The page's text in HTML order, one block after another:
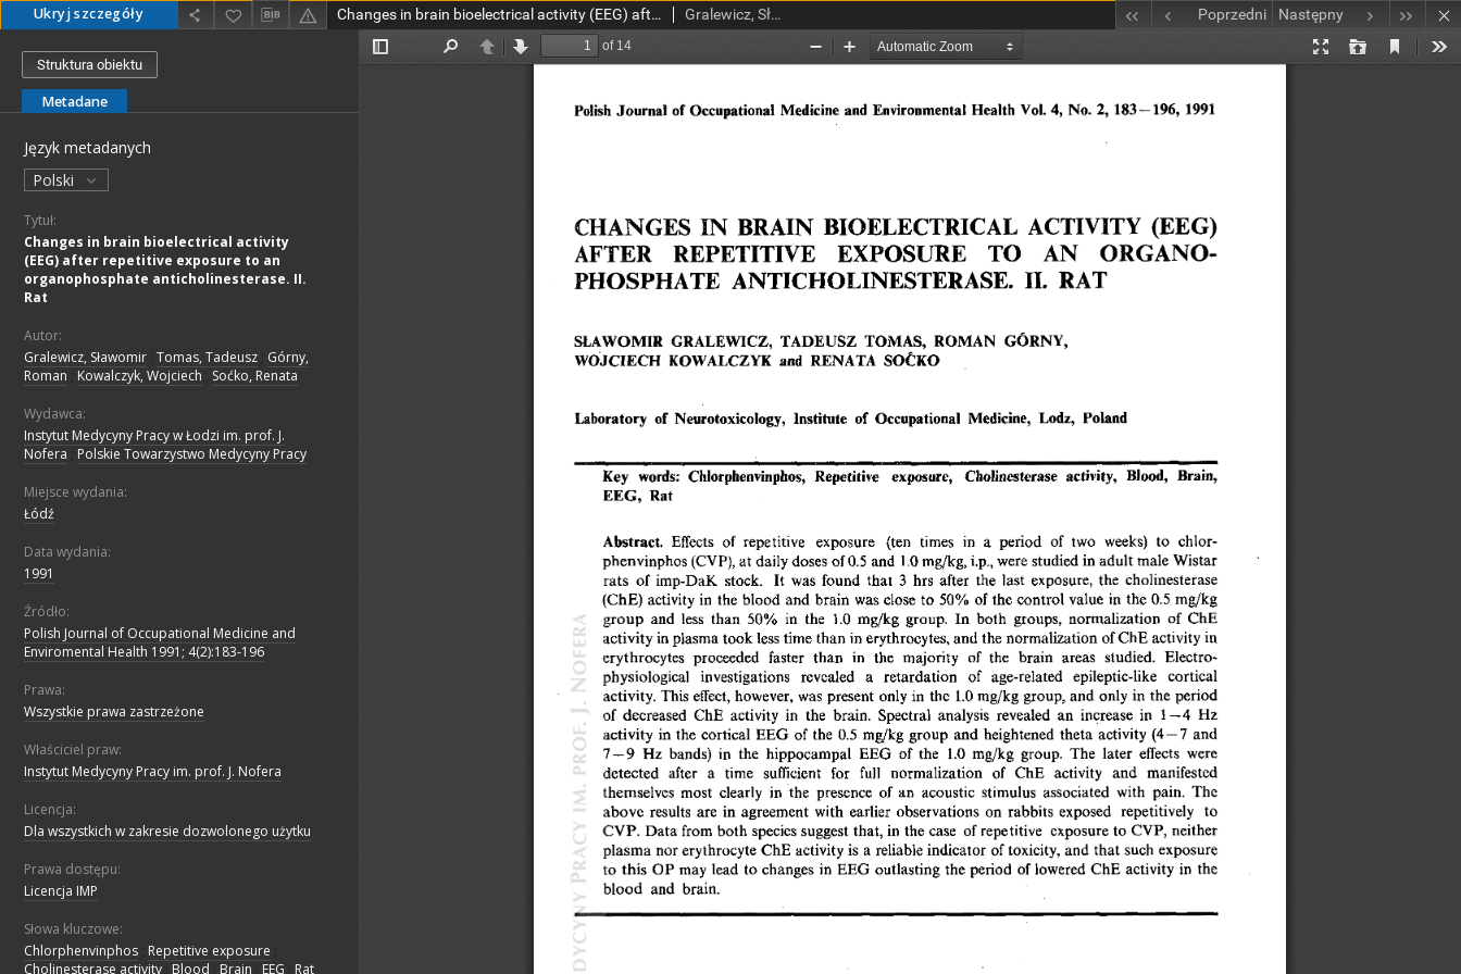
Ukryj szczegóły Changes in brain bioelectrical activity (EEG) after repetitive exposure to an organophosphate anticholinesterase. II. Rat Gralewicz, Sławomir; Tomas, Tadeusz; Górny, Roman; Kowalczyk, Wojciech; Soćko, Renata Poprzedni Następny
Struktura obiektu
Metadane
Język metadanych
Polski
Tytuł:
Changes in brain bioelectrical activity
(EEG) after repetitive exposure to an
organophosphate anticholinesterase. II.
Rat
Autor:
Gralewicz, Sławomir Tomas, Tadeusz Górny,
Roman
Kowalczyk, Wojciech Soćko, Renata
Wydawca:
Instytut Medycyny Pracy w Łodzi im. prof. J.
Nofera
Polskie Towarzystwo Medycyny Pracy
Miejsce wydania:
Łódź
Data wydania:
1991
Źródło:
Polish Journal of Occupational Medicine and
Enviromental Health 1991; 4(2):183-196
Prawa:
Wszystkie prawa zastrzeżone
Właściciel praw:
Instytut Medycyny Pracy im. prof. J. Nofera
Licencja:
Dla wszystkich w zakresie dozwolonego użytku
Prawa dostępu:
Licencja IMP
Słowa kluczowe:
Chlorphenvinphos Repetitive exposure
Cholinesterase activity Blood Brain EEG Rat